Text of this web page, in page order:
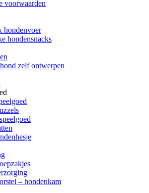
voorwaarden
hondenvoer
hondensnacks
zelf ontwerpen
– hondenkam